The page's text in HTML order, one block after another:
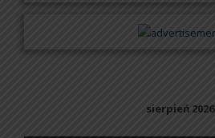
sierpień 2026